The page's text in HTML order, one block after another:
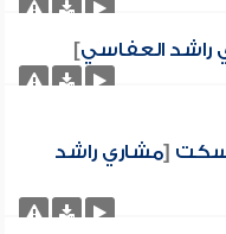
راشد العفاسي]
[مشاري راشد